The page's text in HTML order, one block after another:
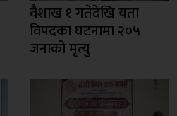
वैशाख १ गतेदेखि यता
विपदका घटनामा २०५
जनाको मृत्यु